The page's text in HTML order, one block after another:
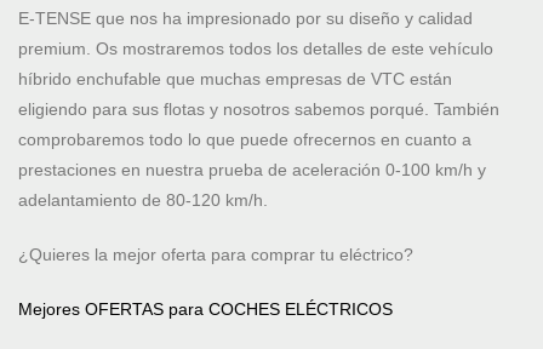
E-TENSE que nos ha impresionado por su diseño y calidad
premium. Os mostraremos todos los detalles de este vehículo
híbrido enchufable que muchas empresas de VTC están
eligiendo para sus flotas y nosotros sabemos porqué. También
comprobaremos todo lo que puede ofrecernos en cuanto a
prestaciones en nuestra prueba de aceleración 0-100 km/h y
adelantamiento de 80-120 km/h.
¿Quieres la mejor oferta para comprar tu eléctrico?
Mejores OFERTAS para COCHES ELÉCTRICOS